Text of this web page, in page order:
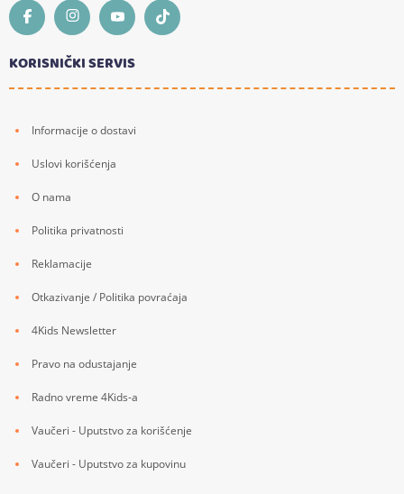
KORISNIČKI SERVIS
Informacije o dostavi
Uslovi korišćenja
O nama
Politika privatnosti
Reklamacije
Otkazivanje / Politika povraćaja
4Kids Newsletter
Pravo na odustajanje
Radno vreme 4Kids-a
Vaučeri - Uputstvo za korišćenje
Vaučeri - Uputstvo za kupovinu